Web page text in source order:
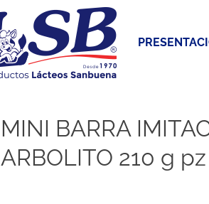
MINI BARRA
ARBOLITO 210 g pz